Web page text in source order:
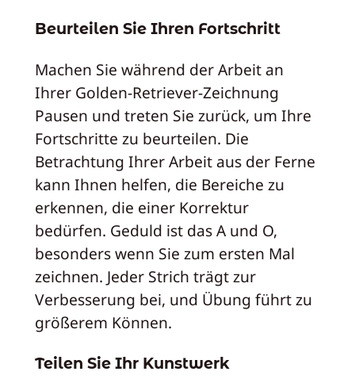
Beurteilen Sie Ihren Fortschritt
Machen Sie während der Arbeit an
Ihrer Golden-Retriever-Zeichnung
Pausen und treten Sie zurück, um Ihre
Fortschritte zu beurteilen. Die
Betrachtung Ihrer Arbeit aus der Ferne
kann Ihnen helfen, die Bereiche zu
erkennen, die einer Korrektur
bedürfen. Geduld ist das A und O,
besonders wenn Sie zum ersten Mal
zeichnen. Jeder Strich trägt zur
Verbesserung bei, und Übung führt zu
größerem Können.
Teilen Sie Ihr Kunstwerk